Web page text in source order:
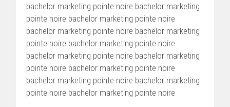
bachelor marketing pointe noire bachelor marketing
pointe noire bachelor marketing pointe noire
bachelor marketing pointe noire bachelor marketing
pointe noire bachelor marketing pointe noire
bachelor marketing pointe noire bachelor marketing
pointe noire bachelor marketing pointe noire
bachelor marketing pointe noire bachelor marketing
pointe noire bachelor marketing pointe noire